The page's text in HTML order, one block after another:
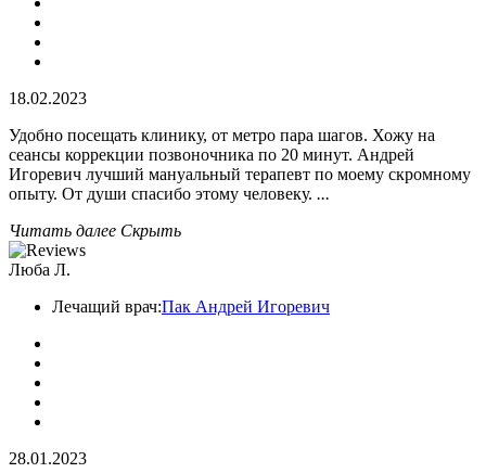
18.02.2023
Удобно посещать клинику, от метро пара шагов. Хожу на
сеансы коррекции позвоночника по 20 минут. Андрей
Игоревич лучший мануальный терапевт по моему скромному
опыту. От души спасибо этому человеку. ...
Читать далее Скрыть
Люба Л.
Лечащий врач:Пак Андрей Игоревич
28.01.2023